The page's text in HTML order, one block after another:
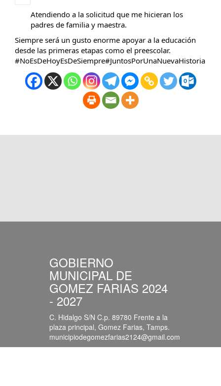
Atendiendo a la solicitud que me hicieran los
padres de familia y maestra.
Siempre será un gusto enorme apoyar a la educación
desde las primeras etapas como el preescolar.
#NoEsDeHoyEsDeSiempre#JuntosPorUnaNuevaHistoria
GOBIERNO
MUNICIPAL DE
GOMEZ FARIAS 2024
- 2027
C. Hidalgo S/N C.p. 89780 Frente a la
plaza principal, Gomez Farias, Tamps.
municipiodegomezfarias2124@gmail.com